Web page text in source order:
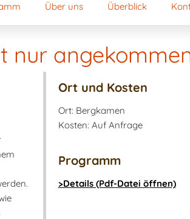
Über uns Überblick
nur
Ort und Kosten
Ort: Bergkamen
Kosten: Auf Anfrage
Programm
>Details (Pdf-Datei öffnen)